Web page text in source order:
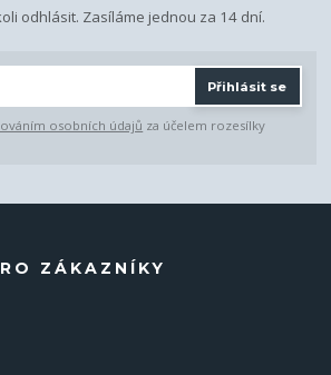
odhlásit. Zasíláme jednou za 14 dní.
Přihlásit se
osobních údajů za účelem rozesílky
ZÁKAZNÍKY